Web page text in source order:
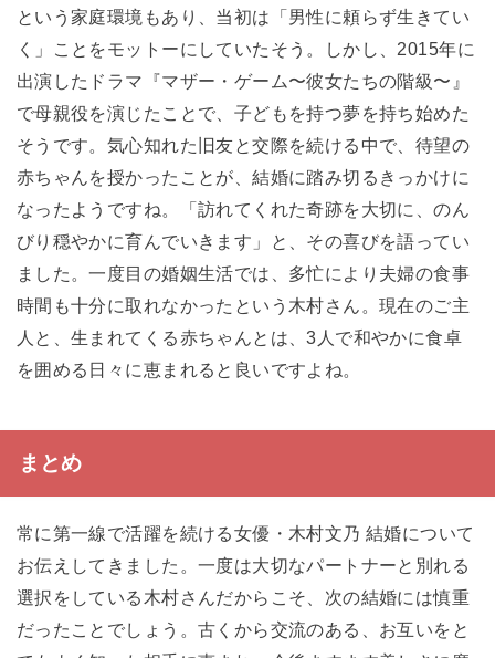
という家庭環境もあり、当初は「男性に頼らず生きてい
く」ことをモットーにしていたそう。しかし、2015年に
出演したドラマ『マザー・ゲーム〜彼女たちの階級〜』
で母親役を演じたことで、子どもを持つ夢を持ち始めた
そうです。気心知れた旧友と交際を続ける中で、待望の
赤ちゃんを授かったことが、結婚に踏み切るきっかけに
なったようですね。「訪れてくれた奇跡を大切に、のん
びり穏やかに育んでいきます」と、その喜びを語ってい
ました。一度目の婚姻生活では、多忙により夫婦の食事
時間も十分に取れなかったという木村さん。現在のご主
人と、生まれてくる赤ちゃんとは、3人で和やかに食卓
を囲める日々に恵まれると良いですよね。
まとめ
常に第一線で活躍を続ける女優・木村文乃 結婚について
お伝えしてきました。一度は大切なパートナーと別れる
選択をしている木村さんだからこそ、次の結婚には慎重
だったことでしょう。古くから交流のある、お互いをと